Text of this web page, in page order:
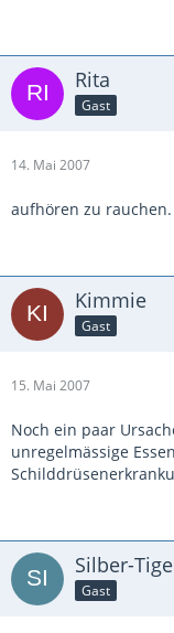
Rita
Gast
14. Mai 2007
aufhören zu rauchen.
Kimmie
Gast
15. Mai 2007
Noch ein paar
unregelmässige
Silber-
Gast